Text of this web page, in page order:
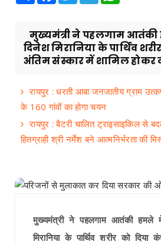
मुख्यमंत्री ने पहलगाम आतंकी
दिनेश मिरानिया के पार्थिव
अंतिम संस्कार में शामिल होकर
रायपुर : धरती आबा जनजातीय ग्राम
के 160 गांवों का होगा चयन
रायपुर : बैटरी चालित ट्राइसाइकिल से
हितग्राही श्री नर्मेश बने आत्मनिर्भरता की
मुख्यमंत्री ने पहलगाम आतंकी हमले
मिरानिया के पार्थिव शरीर को